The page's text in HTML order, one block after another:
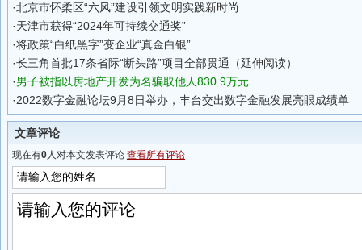
·北京市怀柔区“六风”建设引领文明实践新时尚
·天津市获得“2024年可持续交通奖”
·将政策“白纸黑字”变企业“真金白银”
·长三角首批17条省际“断头路”项目全部贯通（延伸阅读）
·男子被指以房地产开发为名骗取他人830.9万元
·2022数字金融论坛9月8日举办，丰台交出数字金融发展亮眼成绩单
文章评论
现在有0人对本文发表评论 查看所有评论